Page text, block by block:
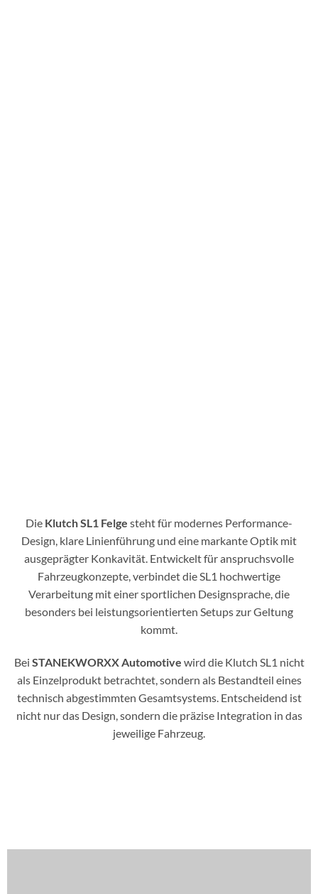
Die Klutch SL1 Felge steht für modernes Performance-
Design, klare Linienführung und eine markante Optik mit
ausgeprägter Konkavität. Entwickelt für anspruchsvolle
Fahrzeugkonzepte, verbindet die SL1 hochwertige
Verarbeitung mit einer sportlichen Designsprache, die
besonders bei leistungsorientierten Setups zur Geltung
kommt.
Bei STANEKWORXX Automotive wird die Klutch SL1 nicht
als Einzelprodukt betrachtet, sondern als Bestandteil eines
technisch abgestimmten Gesamtsystems. Entscheidend ist
nicht nur das Design, sondern die präzise Integration in das
jeweilige Fahrzeug.